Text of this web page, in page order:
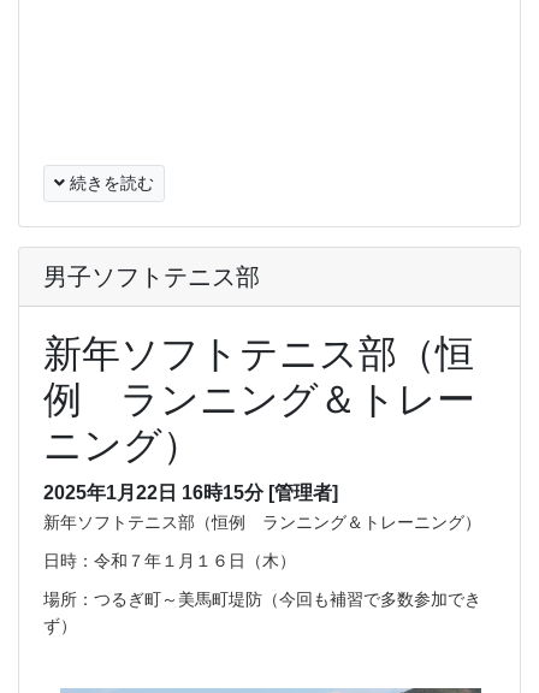
続きを読む
男子ソフトテニス部
新年ソフトテニス部（恒
例 ランニング＆トレー
ニング）
2025年1月22日 16時15分 [管理者]
新年ソフトテニス部（恒例 ランニング＆トレーニング）
日時：令和７年１月１６日（木）
場所：つるぎ町～美馬町堤防（今回も補習で多数参加でき
ず）